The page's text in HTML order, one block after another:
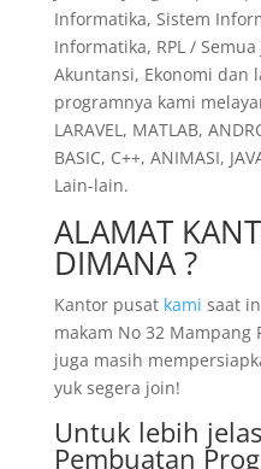
Informatika, Sistem
Informatika, RPL /
Akuntansi, Ekonomi dan
programnya kami
LARAVEL, MATLAB,
BASIC, C++, ANIMASI,
Lain-lain.
ALAMAT
DIMANA ?
Kantor pusat kami saat
makam No 32 Mampang
juga masih
yuk segera join!
Untuk lebih
Pembuatan